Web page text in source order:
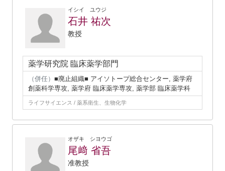
イシイ ユウジ
石井 祐次
教授
薬学研究院 臨床薬学部門
（併任） ■廃止組織■ アイソトープ総合センター, 薬学府
創薬科学専攻, 薬学府 臨床薬学専攻, 薬学部 臨床薬学科
ライフサイエンス / 薬系衛生、生物化学
オザキ シヨウゴ
尾﨑 省吾
准教授